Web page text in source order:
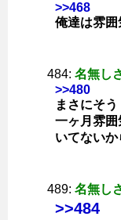
>>468
俺達は雰
484: 名無し
>>480
まさにそう
一ヶ月雰囲
いてない
489: 名無し
>>484